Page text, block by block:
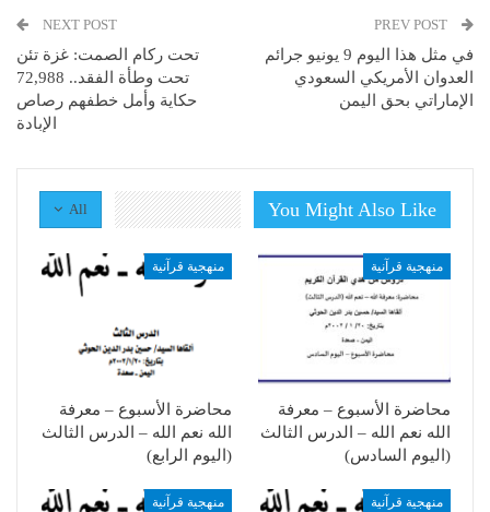
في مثل هذا اليوم 9 يونيو جرائم
العدوان الأمريكي السعودي
الإماراتي بحق اليمن
NEXT POST
تحت ركام الصمت: غزة تئن
تحت وطأة الفقد.. 72,988
حكاية وأمل خطفهم رصاص
الإبادة
All You Might Also Like
منهجية قرآنية
محاضرة الأسبوع – معرفة
الله نعم الله – الدرس الثالث
(اليوم السادس)
منهجية قرآنية
محاضرة الأسبوع – معرفة
الله نعم الله – الدرس الثالث
(اليوم الرابع)
منهجية قرآنية منهجية قرآنية